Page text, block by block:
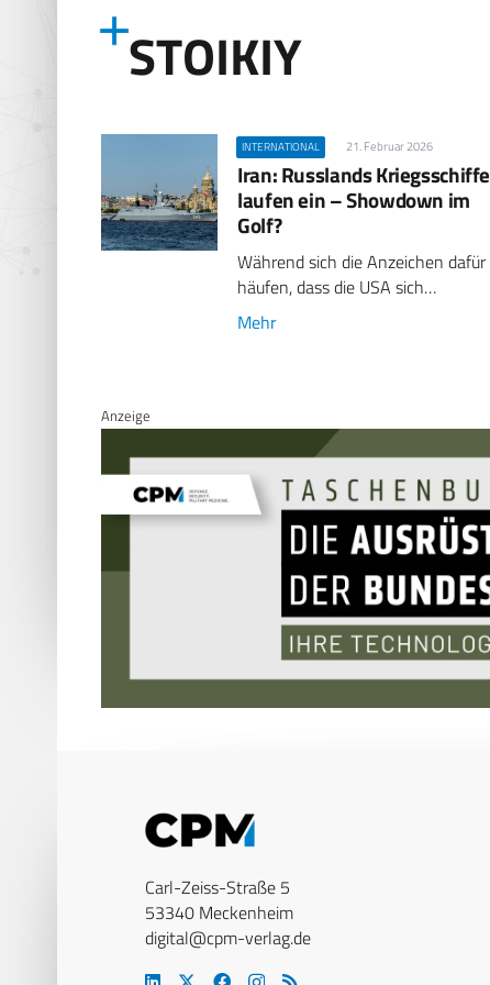
STOIKIY
INTERNATIONAL 21. Februar 2026
Iran: Russlands Kriegsschiffe
laufen ein – Showdown im
Golf?
Während sich die Anzeichen dafür
häufen, dass die USA sich…
Mehr
Anzeige
Carl-Zeiss-Straße 5
53340 Meckenheim
digital@cpm-verlag.de